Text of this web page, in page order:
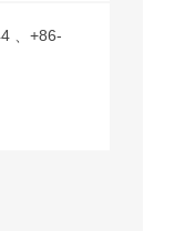
、+86-